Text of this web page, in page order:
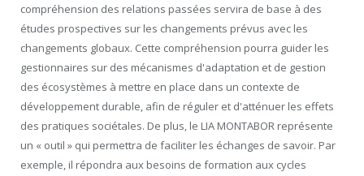
compréhension des relations passées servira de base à des
études prospectives sur les changements prévus avec les
changements globaux. Cette compréhension pourra guider les
gestionnaires sur des mécanismes d'adaptation et de gestion
des écosystèmes à mettre en place dans un contexte de
développement durable, afin de réguler et d'atténuer les effets
des pratiques sociétales. De plus, le LIA MONTABOR représente
un « outil » qui permettra de faciliter les échanges de savoir. Par
exemple, il répondra aux besoins de formation aux cycles